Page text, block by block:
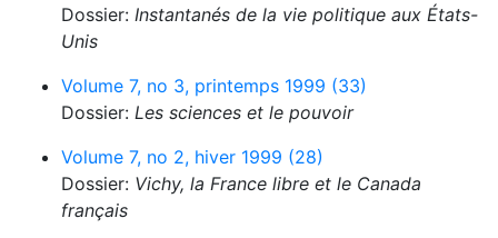
Dossier: Instantanés de la vie politique aux États-
Unis
Volume 7, no 3, printemps 1999 (33)
Dossier: Les sciences et le pouvoir
Volume 7, no 2, hiver 1999 (28)
Dossier: Vichy, la France libre et le Canada
français